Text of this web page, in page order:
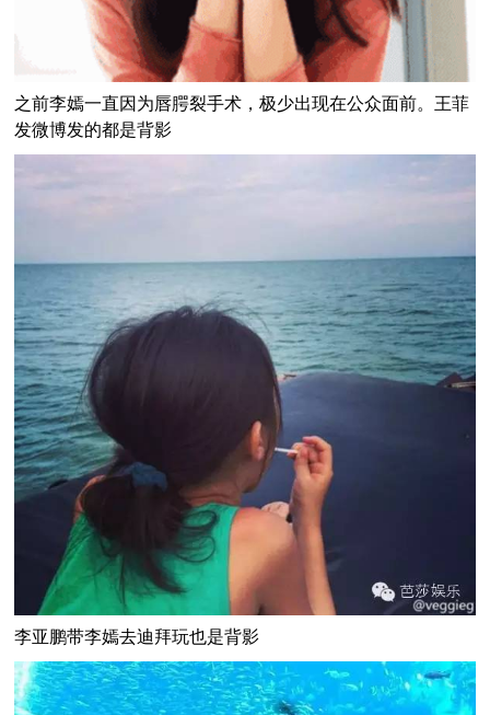
之前李嫣一直因为唇腭裂手术，极少出现在公众面前。王菲
发微博发的都是背影
李亚鹏带李嫣去迪拜玩也是背影